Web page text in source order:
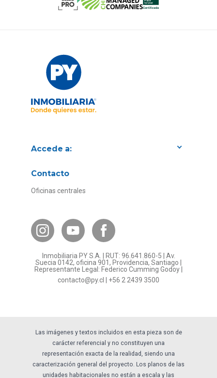
Accede a:
Bases Legales
¿Por qué invertir en PY?
Preguntas frecuentes
Formulario Referidos PY
Términos y Condiciones
Contacto
Oficinas centrales
Inmobiliaria PY S.A. | RUT: 96.641.860-5 | Av.
Suecia 0142, oficina 901, Providencia, Santiago |
Representante Legal: Federico Cumming Godoy |
contacto@py.cl
+56 2 2439 3500
Las imágenes y textos incluidos en esta pieza son de
carácter referencial y no constituyen una
representación exacta de la realidad, siendo una
caracterización general del proyecto. Los planos de las
unidades habitacionales no están a escala y las